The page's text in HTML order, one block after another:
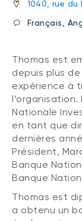
1040, rue du
Français,
Thomas est
depuis plus
expérience à
Nationale
en tant que
dernières
Président,
Banque
Banque
Thomas est
a obtenu un